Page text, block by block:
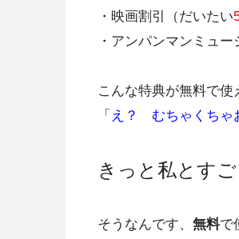
・映画割引（だいたい
・アンパンマンミュ
こんな特典が無料で使
「 え？ むちゃくちゃ
きっと私とす
そうなんです、 無料で